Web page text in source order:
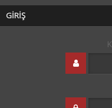
GİRİŞ